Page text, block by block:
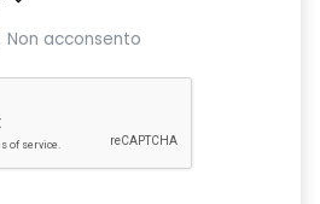
Non acconsento